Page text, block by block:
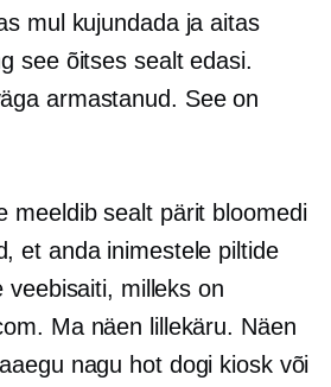
mul kujundada ja aitas
see õitses sealt edasi.
armastanud. See on
meeldib sealt pärit bloomedi
et anda inimestele piltide
veebisaiti, milleks on
Ma näen lillekäru. Näen
nagu hot dogi kiosk või